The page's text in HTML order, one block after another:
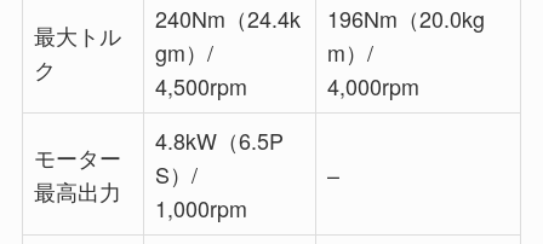
最大トル
ク
240Nm（24.4k
gm）/
4,500rpm
196Nm（20.0kg
m）/
4,000rpm
モーター
最高出力
4.8kW（6.5P
S）/
1,000rpm
–